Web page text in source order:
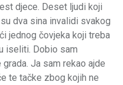
djece. Deset ljudi koji
dva sina invalidi svakog
jednog čovjeka koji treba
iseliti. Dobio sam
Ja sam rekao ajde
te tačke zbog kojih ne